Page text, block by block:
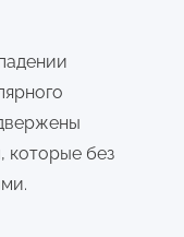
которые без